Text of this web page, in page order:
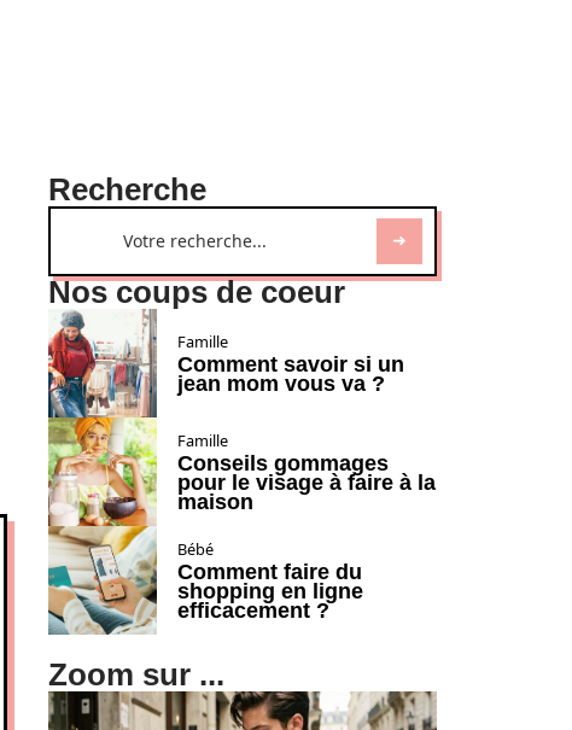
Recherche
Nos coups de coeur
Famille
Comment savoir si un
jean mom vous va ?
Famille
Conseils gommages
pour le visage à faire à la
maison
Bébé
Comment faire du
shopping en ligne
efficacement ?
Zoom sur ...